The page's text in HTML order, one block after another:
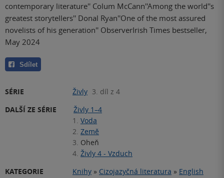
contemporary literature'' Colum McCann''Among the world''s
greatest storytellers'' Donal Ryan''One of the most assured
novelists of his generation'' ObserverIrish Times bestseller,
May 2024
Sdílet
SÉRIE Živly 3. díl z 4
DALŠÍ ZE SÉRIE
Živly 1–4
1. Voda
2. Země
3. Oheň
4. Živly 4 - Vzduch
KATEGORIE
Knihy » Cizojazyčná literatura » English